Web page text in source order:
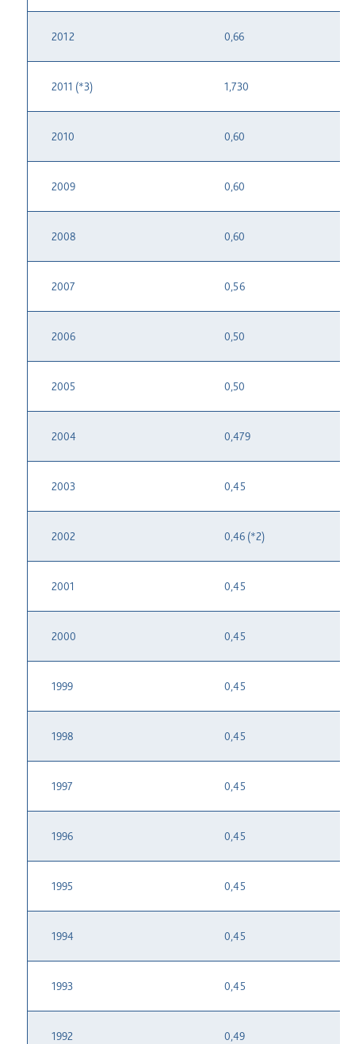
2012 0,66
2011 (*3) 1,730
2010 0,60
2009 0,60
2008 0,60
2007 0,56
2006 0,50
2005 0,50
2004 0,479
2003 0,45
2002 0,46 (*2)
2001 0,45
2000 0,45
1999 0,45
1998 0,45
1997 0,45
1996 0,45
1995 0,45
1994 0,45
1993 0,45
1992 0,49